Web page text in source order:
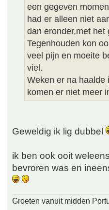
een gegeven
had er alleen niet
dan eronder,met het
Tegenhouden kon
veel pijn en moeite
viel.
Weken er na haalde
komen er niet meer
Geweldig ik lig dubbel
ik ben ook ooit
bevroren was en
Groeten vanuit midden